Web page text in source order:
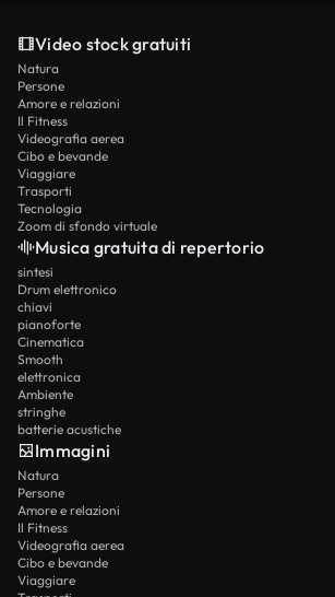
Video stock gratuiti
Natura
Persone
Amore e relazioni
Il Fitness
Videografia aerea
Cibo e bevande
Viaggiare
Trasporti
Tecnologia
Zoom di sfondo virtuale
Musica gratuita di repertorio
sintesi
Drum elettronico
chiavi
pianoforte
Cinematica
Smooth
elettronica
Ambiente
stringhe
batterie acustiche
Immagini
Natura
Persone
Amore e relazioni
Il Fitness
Videografia aerea
Cibo e bevande
Viaggiare